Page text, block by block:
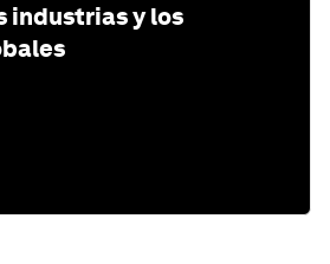
industrias y los